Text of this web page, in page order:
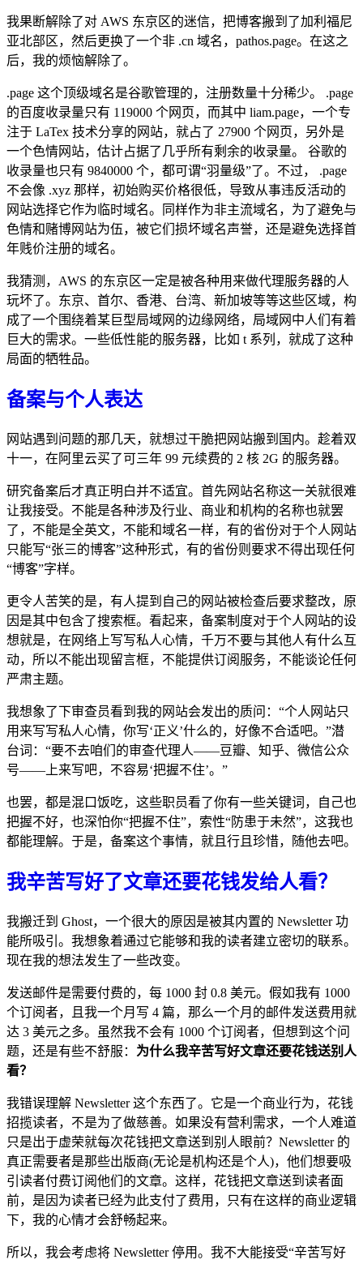
我果断解除了对 AWS 东京区的迷信，把博客搬到了加利福尼
亚北部区，然后更换了一个非 .cn 域名，pathos.page。在这之
后，我的烦恼解除了。
.page 这个顶级域名是谷歌管理的，注册数量十分稀少。 .page
的百度收录量只有 119000 个网页，而其中 liam.page，一个专
注于 LaTex 技术分享的网站，就占了 27900 个网页，另外是
一个色情网站，估计占据了几乎所有剩余的收录量。 谷歌的
收录量也只有 9840000 个，都可谓“羽量级”了。不过， .page
不会像 .xyz 那样，初始购买价格很低，导致从事违反活动的
网站选择它作为临时域名。同样作为非主流域名，为了避免与
色情和赌博网站为伍，被它们损坏域名声誉，还是避免选择首
年贱价注册的域名。
我猜测，AWS 的东京区一定是被各种用来做代理服务器的人
玩坏了。东京、首尔、香港、台湾、新加坡等等这些区域，构
成了一个围绕着某巨型局域网的边缘网络，局域网中人们有着
巨大的需求。一些低性能的服务器，比如 t 系列，就成了这种
局面的牺牲品。
备案与个人表达
网站遇到问题的那几天，就想过干脆把网站搬到国内。趁着双
十一，在阿里云买了可三年 99 元续费的 2 核 2G 的服务器。
研究备案后才真正明白并不适宜。首先网站名称这一关就很难
让我接受。不能是各种涉及行业、商业和机构的名称也就罢
了，不能是全英文，不能和域名一样，有的省份对于个人网站
只能写“张三的博客”这种形式，有的省份则要求不得出现任何
“博客”字样。
更令人苦笑的是，有人提到自己的网站被检查后要求整改，原
因是其中包含了搜索框。看起来，备案制度对于个人网站的设
想就是，在网络上写写私人心情，千万不要与其他人有什么互
动，所以不能出现留言框，不能提供订阅服务，不能谈论任何
严肃主题。
我想象了下审查员看到我的网站会发出的质问：“个人网站只
用来写写私人心情，你写‘正义’什么的，好像不合适吧。”潜
台词：“要不去咱们的审查代理人——豆瓣、知乎、微信公众
号——上来写吧，不容易‘把握不住’。”
也罢，都是混口饭吃，这些职员看了你有一些关键词，自己也
把握不好，也深怕你“把握不住”，索性“防患于未然”，这我也
都能理解。于是，备案这个事情，就且行且珍惜，随他去吧。
我辛苦写好了文章还要花钱发给人看？
我搬迁到 Ghost，一个很大的原因是被其内置的 Newsletter 功
能所吸引。我想象着通过它能够和我的读者建立密切的联系。
现在我的想法发生了一些改变。
发送邮件是需要付费的，每 1000 封 0.8 美元。假如我有 1000
个订阅者，且我一个月写 4 篇，那么一个月的邮件发送费用就
达 3 美元之多。虽然我不会有 1000 个订阅者，但想到这个问
题，还是有些不舒服： 为什么我辛苦写好文章还要花钱送别人
看？
我错误理解 Newsletter 这个东西了。它是一个商业行为，花钱
招揽读者，不是为了做慈善。如果没有营利需求，一个人难道
只是出于虚荣就每次花钱把文章送到别人眼前？Newsletter 的
真正需要者是那些出版商(无论是机构还是个人)，他们想要吸
引读者付费订阅他们的文章。这样，花钱把文章送到读者面
前，是因为读者已经为此支付了费用，只有在这样的商业逻辑
下，我的心情才会舒畅起来。
所以，我会考虑将 Newsletter 停用。我不大能接受“辛苦写好